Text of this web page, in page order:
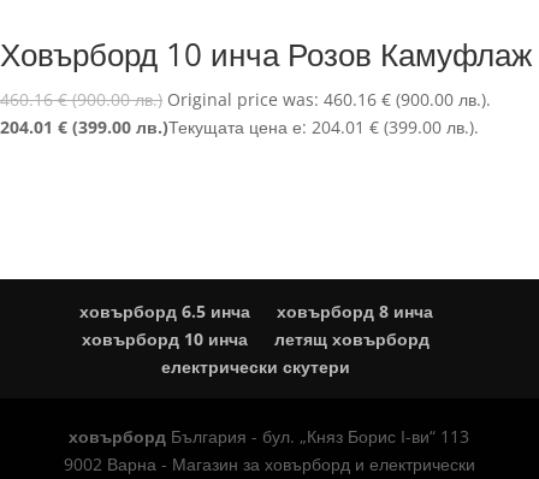
Ховърборд 10 инча Розов Камуфлаж
460.16€ (900.00 лв.) Original price was: 460.16 € (900.00 лв.).
204.01 € (399.00 лв.)Текущата цена е: 204.01 € (399.00 лв.).
ховърборд 6.5 инча
ховърборд 8 инча
ховърборд 10 инча
летящ ховърборд
електрически скутери
ховърборд България - бул. „Княз Борис I-ви“ 113
9002 Варна - Магазин за ховърборд и електрически